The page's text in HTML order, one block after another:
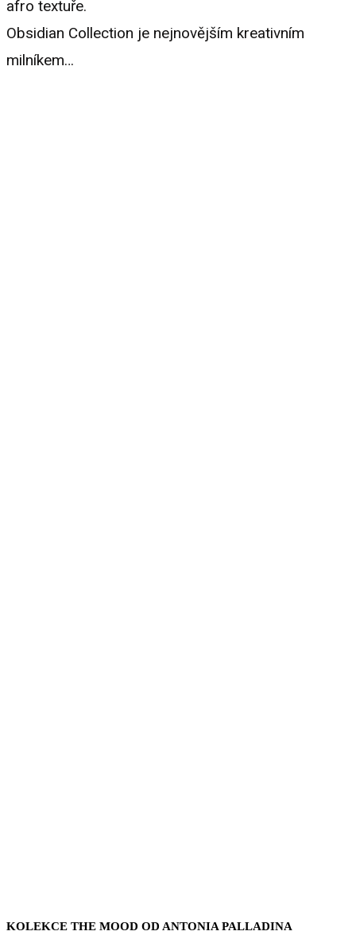
afro textuře.
Obsidian Collection je nejnovějším kreativním
milníkem…
KOLEKCE THE MOOD OD ANTONIA PALLADINA